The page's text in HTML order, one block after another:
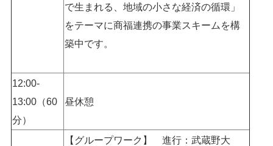
で生まれる、地域の小さな経済の循環」
をテーマに商福連携の事業スキームを構
築中です。
12:00-
13:00（60
分）
昼休憩
【グループワーク】 進行：武蔵野大